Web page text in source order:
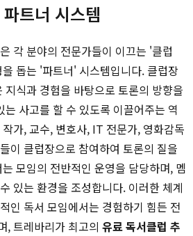
트너 시스템
각 분야의 전문가들이 이끄는 '클럽
돕는 '파트너' 시스템입니다. 클럽장
지식과 경험을 바탕으로 토론의 방향을
사고를 할 수 있도록 이끌어주는 역
가, 교수, 변호사, IT 전문가, 영화감독
이 클럽장으로 참여하여 토론의 질을
모임의 전반적인 운영을 담당하며, 멤
있는 환경을 조성합니다. 이러한 체계
인 독서 모임에서는 경험하기 힘든 전
, 트레바리가 최고의 유료 독서클럽 추